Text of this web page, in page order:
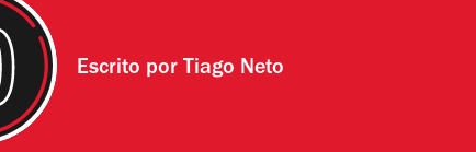
Escrito por Tiago Neto